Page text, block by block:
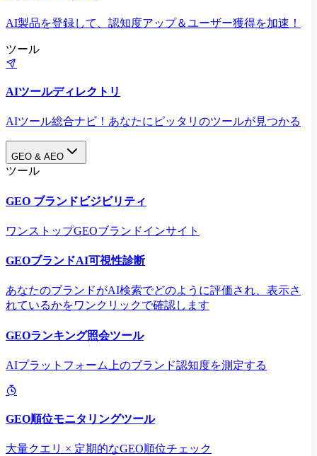
AI製品を登録して、認知度アップ＆ユーザー獲得を加速！
ツール
AIツールディレクトリ
AIツール総合ナビ！あなたにピッタリのツールが見つかる
GEO & AEO
ツール
GEO ブランドビジビリティ
ワンストップGEOブランドインサイト
GEOブランドAI可視性診断
あなたのブランドがAI検索でどのように評価され、表示さ
れているかをワンクリックで確認します
GEOランキング照会ツール
AIプラットフォーム上のブランド認知度を測定する
GEO順位モニタリングツール
大量クエリ × 定期的なGEO順位チェック